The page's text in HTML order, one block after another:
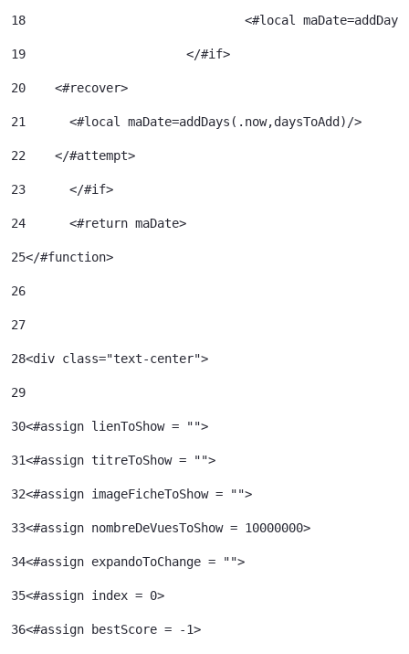
18
<#local
19
			</#if>
20
    <#recover>
21
      <#local maDate=addDays(.now,daysToAdd)/>
22
    </#attempt>
23
	</#if>
24
	<#return maDate>
25</#function>
26
27
28<div class="text-center">
29
30<#assign lienToShow = "">
31<#assign titreToShow = "">
32
33
34<#assign expandoToChange = "">
35
36<#assign bestScore = -1>